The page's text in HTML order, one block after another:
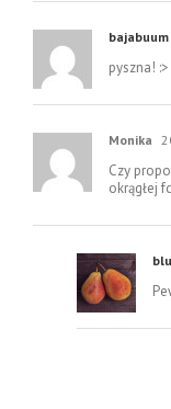
bajabuum
pyszna! :>
Monika
Czy
okrągłej